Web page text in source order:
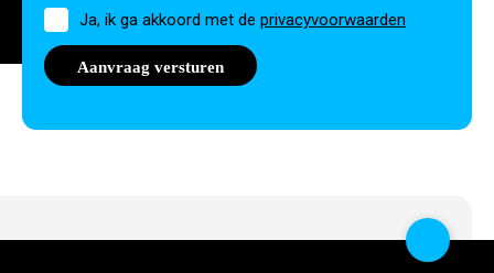
Toestemming
Ja, ik ga akkoord met de privacyvoorwaarden